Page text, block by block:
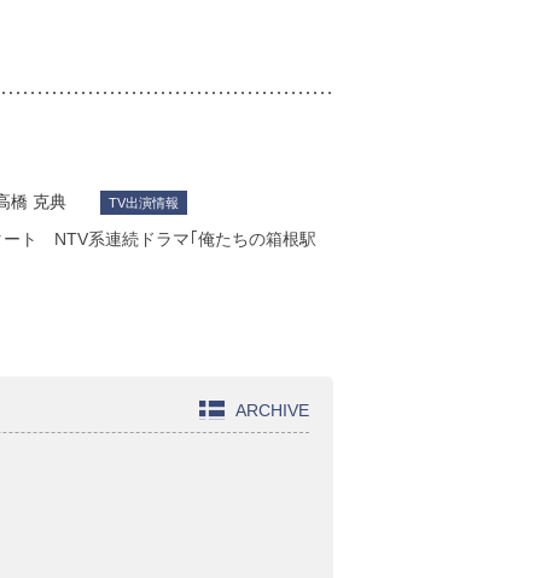
橋 克典 TV出演情報
ート NTV系連続ドラマ｢俺たちの箱根駅
ARCHIVE